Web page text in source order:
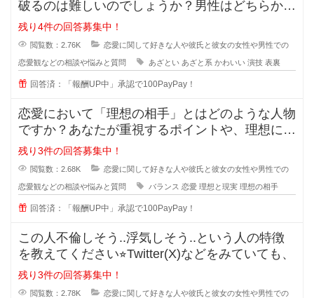
破るのは難しいのでしょうか？男性はどちらかと
いうとちょっと隙を見せてくれるよ
残り4件の回答募集中！
閲覧数：2.76K 恋愛に関して好きな人や彼氏と彼女の女性や男性での
恋愛観などの相談や悩みと質問 あざとい あざと系 かわいい 演技 表裏
回答済：「報酬UP中」承認で100PayPay！
恋愛において「理想の相手」とはどのような人物
ですか？あなたが重視するポイントや、理想に近
づくためのアドバイスがあれば教え
残り3件の回答募集中！
閲覧数：2.68K 恋愛に関して好きな人や彼氏と彼女の女性や男性での
恋愛観などの相談や悩みと質問 バランス 恋愛 理想と現実 理想の相手
回答済：「報酬UP中」承認で100PayPay！
この人不倫しそう..浮気しそう..という人の特徴
を教えてください⭐︎Twitter(X)などをみていても、
残り3件の回答募集中！
閲覧数：2.78K 恋愛に関して好きな人や彼氏と彼女の女性や男性での